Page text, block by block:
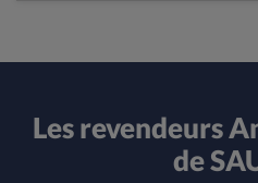
Les revendeurs
de